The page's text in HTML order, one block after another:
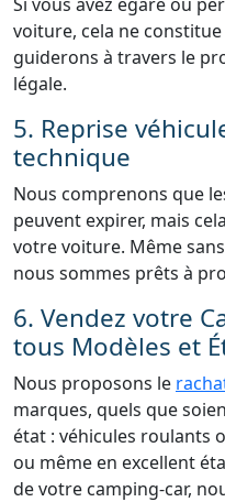
voiture, cela ne
guiderons à travers le
légale.
5. Reprise
technique
Nous comprenons que
peuvent expirer, mais
votre voiture. Même
nous sommes prêts à
6. Vendez votre
tous Modèles et
Nous proposons le
marques, quels que
état : véhicules roulants
ou même en excellent
de votre camping-car,